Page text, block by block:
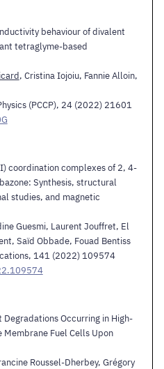
behaviour of divalent
tetraglyme-based
, Cristina Iojoiu, Fannie Alloin,
(PCCP), 24 (2022) 21601
coordination complexes of 2, 4-
Synthesis, structural
studies, and magnetic
Guesmi, Laurent Jouffret, El
Saïd Obbade, Fouad Bentiss
141 (2022) 109574
Occurring in High-
Fuel Cells Upon
Roussel-Dherbey, Grégory